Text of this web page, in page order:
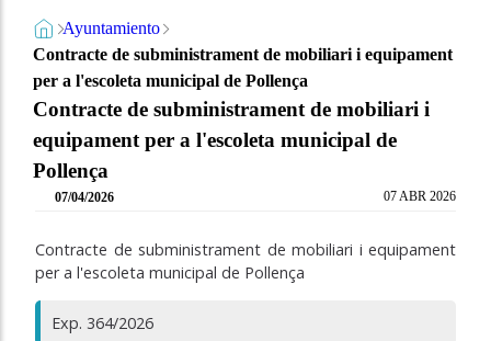
Ayuntamiento
Contracte de subministrament de mobiliari i equipament
per a l'escoleta municipal de Pollença
Contracte de subministrament de mobiliari i
equipament per a l'escoleta municipal de
Pollença
07/04/2026 07 ABR 2026
Contracte de subministrament de mobiliari i equipament
per a l'escoleta municipal de Pollença
Exp. 364/2026